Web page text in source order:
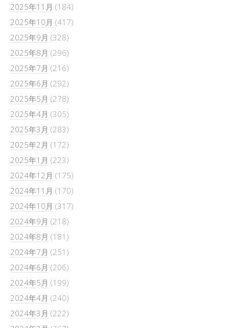
2025年11月 (184)
2025年10月 (417)
2025年9月 (328)
2025年8月 (296)
2025年7月 (216)
2025年6月 (292)
2025年5月 (278)
2025年4月 (305)
2025年3月 (283)
2025年2月 (172)
2025年1月 (223)
2024年12月 (175)
2024年11月 (170)
2024年10月 (317)
2024年9月 (218)
2024年8月 (181)
2024年7月 (251)
2024年6月 (206)
2024年5月 (199)
2024年4月 (240)
2024年3月 (222)